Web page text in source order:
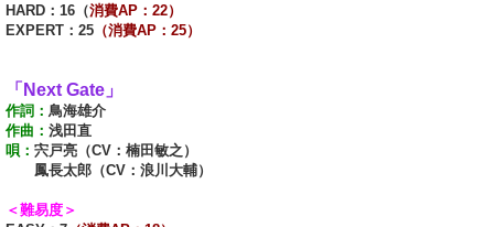
HARD：16（消費AP：22）
EXPERT：25 （消費AP：25）
「Next Gate」
作詞： 鳥海雄介
作曲： 浅田直
唄： 宍戸亮（CV：楠田敏之）
鳳長太郎（CV：浪川大輔）
＜難易度＞